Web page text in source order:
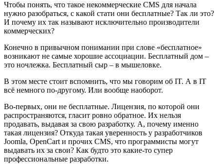
Чтобы понять, что такое некоммерческие CMS для начала
нужно разобраться, с какой стати они бесплатные? Так ли это?
И почему их так называют исключительно производители
коммерческих?
Конечно в привычном понимании при слове «бесплатное»
возникают не самые хорошие ассоциации. Бесплатный дом –
это ночлежка. Бесплатный сыр – в мышеловке.
В этом месте стоит вспомнить, что мы говорим об IT. А в IT
всё немного по-другому. Или вообще наоборот.
Во-первых, они не бесплатные. Лицензия, по которой они
распространяются, гласит ровно обратное. Их нельзя
продавать, выдавая за свою разработку. А, почему именно
такая лицензия? Откуда такая уверенность у разработчиков
Joomla, OpenCart и прочих CMS, что программисты могут
выдавать их за свои? Как будто это какие-то супер
профессиональные разработки.